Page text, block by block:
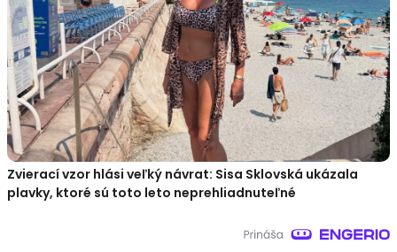
Zvierací vzor hlási veľký návrat: Sisa Sklovská ukázala
plavky, ktoré sú toto leto neprehliadnuteľné